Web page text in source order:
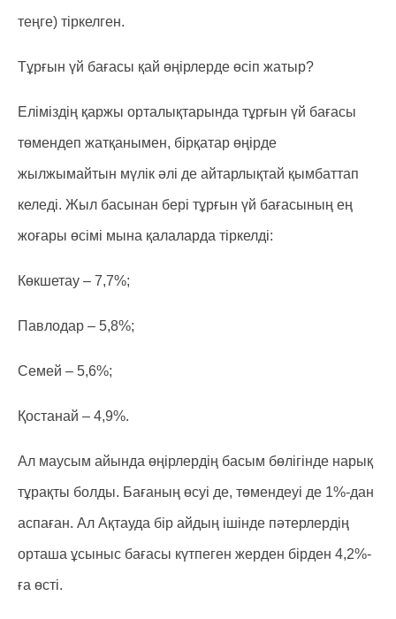
теңге) тіркелген.
Тұрғын үй бағасы қай өңірлерде өсіп жатыр?
Еліміздің қаржы орталықтарында тұрғын үй бағасы
төмендеп жатқанымен, бірқатар өңірде
жылжымайтын мүлік әлі де айтарлықтай қымбаттап
келеді. Жыл басынан бері тұрғын үй бағасының ең
жоғары өсімі мына қалаларда тіркелді:
Көкшетау – 7,7%;
Павлодар – 5,8%;
Семей – 5,6%;
Қостанай – 4,9%.
Ал маусым айында өңірлердің басым бөлігінде нарық
тұрақты болды. Бағаның өсуі де, төмендеуі де 1%-дан
аспаған. Ал Ақтауда бір айдың ішінде пәтерлердің
орташа ұсыныс бағасы күтпеген жерден бірден 4,2%-
ға өсті.